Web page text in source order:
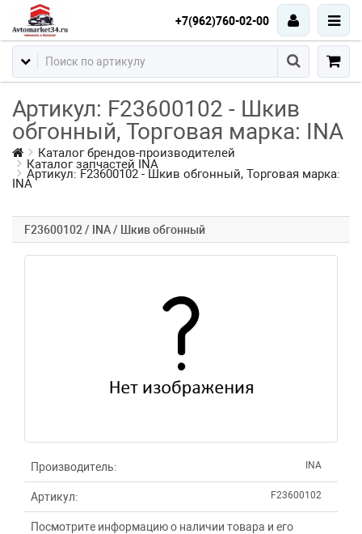
+7(962)760-02-00
Артикул: F23600102 - Шкив
обгонный, Торговая марка: INA
Каталог брендов-производителей
Каталог запчастей INA
Артикул: F23600102 - Шкив обгонный, Торговая марка:
INA
F23600102 / INA / Шкив обгонный
Производитель: INA
Артикул: F23600102
Посмотрите информацию о наличии товара и его